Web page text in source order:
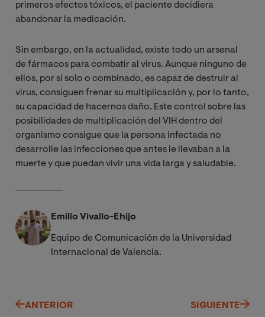
primeros efectos tóxicos, el paciente decidiera
abandonar la medicación.
Sin embargo, en la actualidad, existe todo un arsenal
de fármacos para combatir al virus. Aunque ninguno de
ellos, por sí solo o combinado, es capaz de destruir al
virus, consiguen frenar su multiplicación y, por lo tanto,
su capacidad de hacernos daño. Este control sobre las
posibilidades de multiplicación del VIH dentro del
organismo consigue que la persona infectada no
desarrolle las infecciones que antes le llevaban a la
muerte y que puedan vivir una vida larga y saludable.
Emilio Vivallo-Ehijo
Equipo de Comunicación de la Universidad
Internacional de Valencia.
ANTERIOR SIGUIENTE